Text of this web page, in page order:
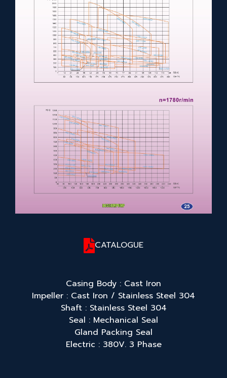
CATALOGUE
Casing Body : Cast Iron
Impeller : Cast Iron / Stainless Steel 304
Shaft : Stainless Steel 304
Seal : Mechanical Seal
Gland Packing Seal
Electric : 380V. 3 Phase